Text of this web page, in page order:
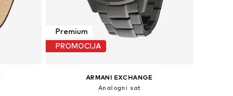
Premium
PROMOCIJA
ARMANI EXCHANGE
Analogni sat